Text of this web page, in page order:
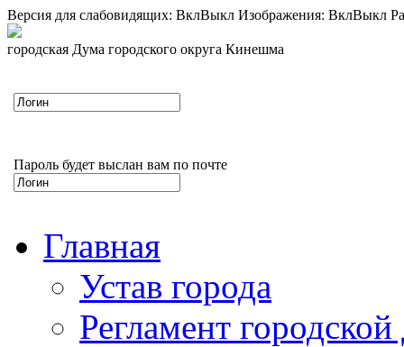
Версия для слабовидящих: ВклВыкл Изображения: ВклВыкл
городская Дума городского округа Кинешма
Пароль будет выслан вам по почте
Главная
Устав города
Регламент